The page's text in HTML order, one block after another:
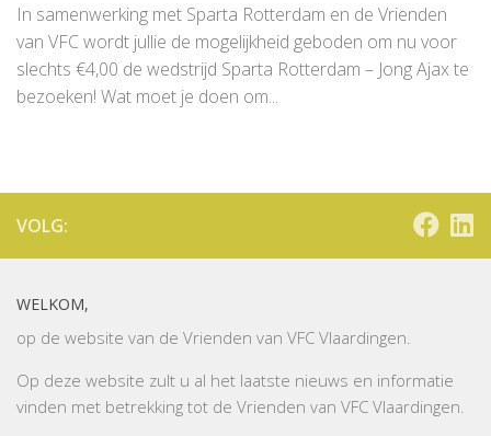
In samenwerking met Sparta Rotterdam en de Vrienden
van VFC wordt jullie de mogelijkheid geboden om nu voor
slechts €4,00 de wedstrijd Sparta Rotterdam – Jong Ajax te
bezoeken! Wat moet je doen om...
VOLG:
WELKOM,
op de website van de Vrienden van VFC Vlaardingen.
Op deze website zult u al het laatste nieuws en informatie
vinden met betrekking tot de Vrienden van VFC Vlaardingen.